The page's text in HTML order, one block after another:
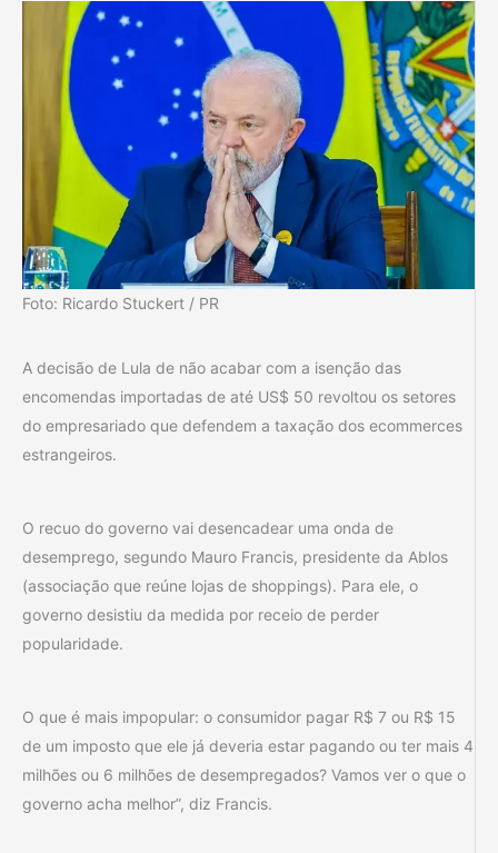
Foto: Ricardo Stuckert / PR
A decisão de Lula de não acabar com a isenção das
encomendas importadas de até US$ 50 revoltou os setores
do empresariado que defendem a taxação dos ecommerces
estrangeiros.
O recuo do governo vai desencadear uma onda de
desemprego, segundo Mauro Francis, presidente da Ablos
(associação que reúne lojas de shoppings). Para ele, o
governo desistiu da medida por receio de perder
popularidade.
O que é mais impopular: o consumidor pagar R$ 7 ou R$ 15
de um imposto que ele já deveria estar pagando ou ter mais 4
milhões ou 6 milhões de desempregados? Vamos ver o que o
governo acha melhor”, diz Francis.